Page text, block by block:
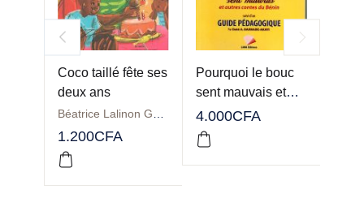
Coco taillé fête ses
deux ans
1.200CFA
Pourquoi le bouc
sent mauvais et
autres contes du
Bénin
4.000CFA